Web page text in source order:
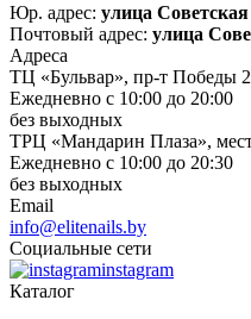
Юр. адрес: улица Советская
Почтовый адрес: улица
Адреса
ТЦ «Бульвар», пр-т Победы
Ежедневно с 10:00 до 20:00
без выходных
ТРЦ «Мандарин Плаза»,
Ежедневно с 10:00 до 20:30
без выходных
Email
info@elitenails.by
Социальные сети
instagram
Каталог